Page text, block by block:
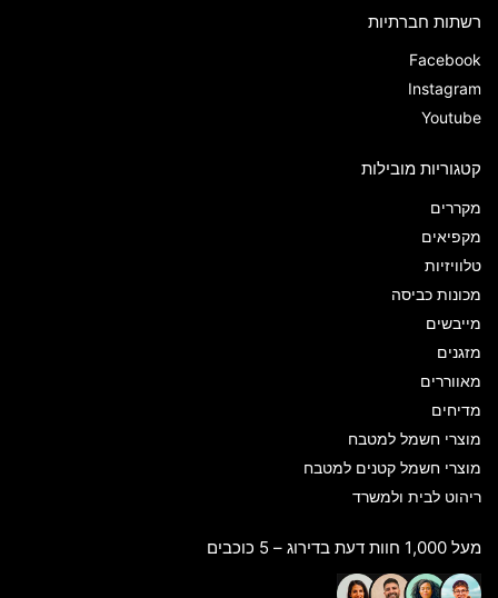
רשתות חברתיות
Facebook
Instagram
Youtube
קטגוריות מובילות
מקררים
מקפיאים
טלוויזיות
מכונות כביסה
מייבשים
מזגנים
מאווררים
מדיחים
מוצרי חשמל למטבח
מוצרי חשמל קטנים למטבח
ריהוט לבית ולמשרד
מעל 1,000 חוות דעת בדירוג – 5 כוכבים